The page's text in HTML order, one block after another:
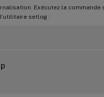
Exécutez la commande
setlog :